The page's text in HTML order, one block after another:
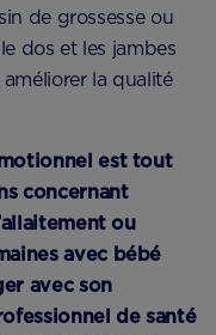
de grossesse ou
dos et les jambes
la qualité
est tout
concernant
ou
avec bébé
avec son
de santé